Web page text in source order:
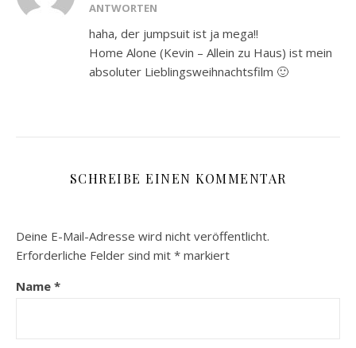
ANTWORTEN
haha, der jumpsuit ist ja mega!!
Home Alone (Kevin – Allein zu Haus) ist mein
absoluter Lieblingsweihnachtsfilm 🙂
SCHREIBE EINEN KOMMENTAR
Deine E-Mail-Adresse wird nicht veröffentlicht.
Erforderliche Felder sind mit * markiert
Name *